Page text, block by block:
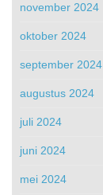
november 2024
oktober 2024
september 2024
augustus 2024
juli 2024
juni 2024
mei 2024